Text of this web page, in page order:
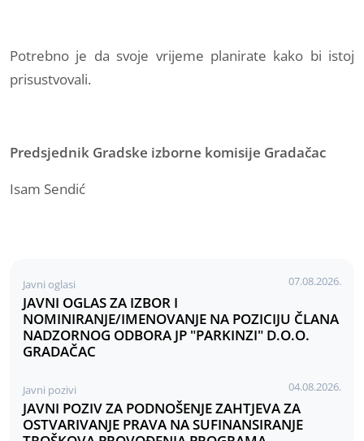
Potrebno je da svoje vrijeme planirate kako bi istoj
prisustvovali.
Predsjednik Gradske izborne komisije Gradačac
Isam Sendić
Javni oglasi 07.08.2026.
JAVNI OGLAS ZA IZBOR I
NOMINIRANJE/IMENOVANJE NA POZICIJU ČLANA
NADZORNOG ODBORA JP "PARKINZI" D.O.O.
GRADAČAC
Javni pozivi 04.08.2026.
JAVNI POZIV ZA PODNOŠENJE ZAHTJEVA ZA
OSTVARIVANJE PRAVA NA SUFINANSIRANJE